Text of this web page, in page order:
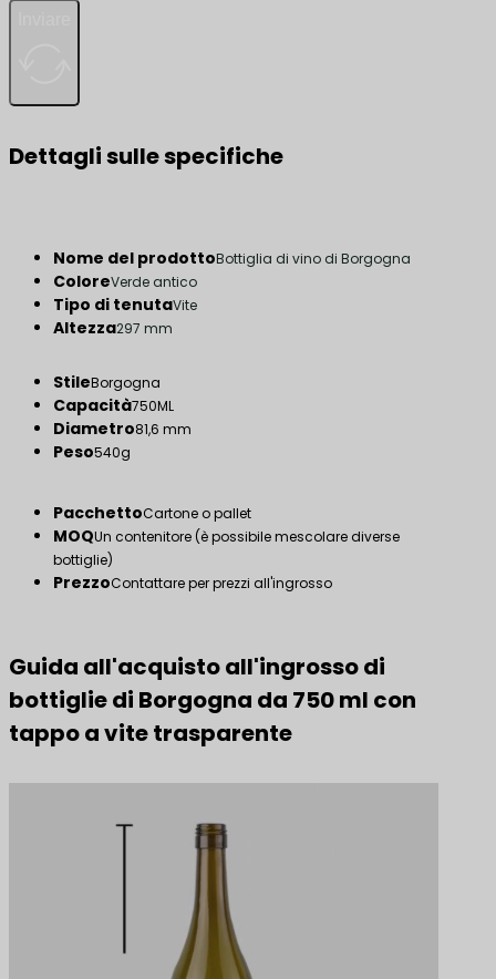
Dettagli sulle specifiche
Nome del prodottoBottiglia di vino di Borgogna
ColoreVerde antico
Tipo di tenutaVite
Altezza297 mm
StileBorgogna
Capacità750ML
Diametro81,6 mm
Peso540g
PacchettoCartone o pallet
MOQUn contenitore (è possibile mescolare diverse
bottiglie)
PrezzoContattare per prezzi all'ingrosso
Guida all'acquisto all'ingrosso di
bottiglie di Borgogna da 750 ml con
tappo a vite trasparente